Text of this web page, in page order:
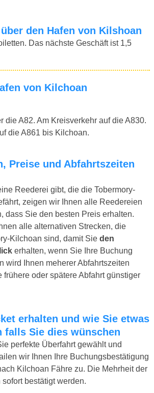
den Hafen von Kilshoan
Das nächste Geschäft ist 1,5
von Kilchoan
die A82. Am Kreisverkehr auf die A830.
die A861 bis Kilchoan.
Reederei gibt, die die Tobermory-
zeigen wir Ihnen alle Reedereien
dass Sie den besten Preis erhalten.
alle alternativen Strecken, die
Kilchoan sind, damit Sie den
erhalten, wenn Sie Ihre Buchung
wird Ihnen meherer Abfahrtszeiten
frühere oder spätere Abfahrt günstiger
falls Sie dies wünschen
perfekte Überfahrt gewählt und
wir Ihnen Ihre Buchungsbestätigung
Kilchoan Fähre zu. Die Mehrheit der
bestätigt werden.